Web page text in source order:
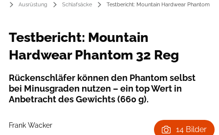
Ausrüstung Schlafsäcke Testbericht: Mountain Hardwear Phantom 32
Testbericht: Mountain
Hardwear Phantom 32 Reg
Rücken­schläfer können den Phantom selbst
bei Minusgraden nutzen – ein top Wert in
Anbetracht des Gewichts (660 g).
Frank Wacker
14 Bilder